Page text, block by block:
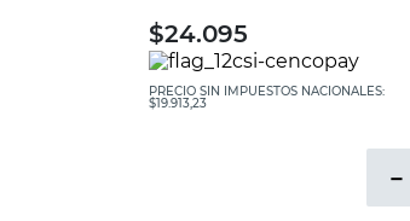
$24.095
PRECIO SIN IMPUESTOS NACIONALES:
$19.913,23
－